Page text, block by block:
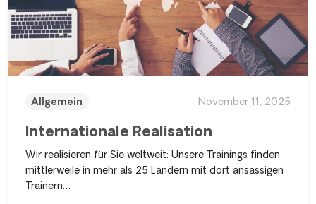
Allgemein November 11, 2025
Internationale Realisation
Wir realisieren für Sie weltweit: Unsere Trainings finden
mittlerweile in mehr als 25 Ländern mit dort ansässigen
Trainern…